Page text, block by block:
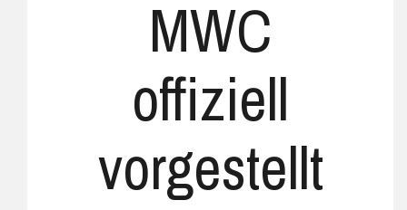
MWC
offiziell
vorgestellt